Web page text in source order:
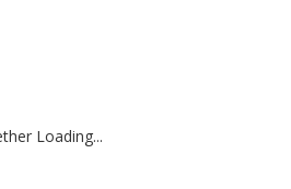
Loading...